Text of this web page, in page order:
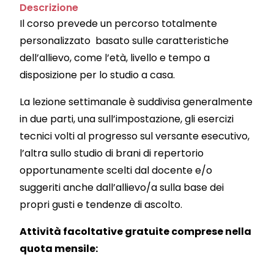
Descrizione
Il corso prevede un percorso totalmente
personalizzato basato sulle caratteristiche
dell’allievo, come l’età, livello e tempo a
disposizione per lo studio a casa.
La lezione settimanale è suddivisa generalmente
in due parti, una sull’impostazione, gli esercizi
tecnici volti al progresso sul versante esecutivo,
l’altra sullo studio di brani di repertorio
opportunamente scelti dal docente e/o
suggeriti anche dall’allievo/a sulla base dei
propri gusti e tendenze di ascolto.
Attività facoltative gratuite comprese nella
quota mensile: